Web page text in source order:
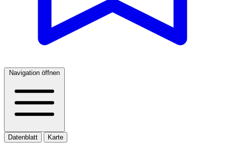
Navigation öffnen
Datenblatt Karte